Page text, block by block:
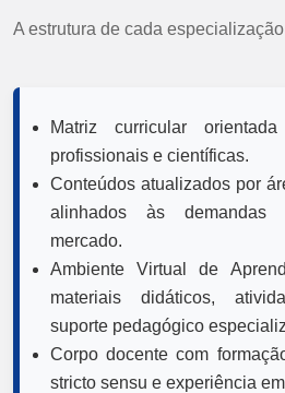
A estrutura de cada
Matriz curricular
profissionais e científicas.
Conteúdos atualizados por
alinhados às
mercado.
Ambiente Virtual de
materiais didáticos,
suporte pedagógico
Corpo docente com
stricto sensu e experiência